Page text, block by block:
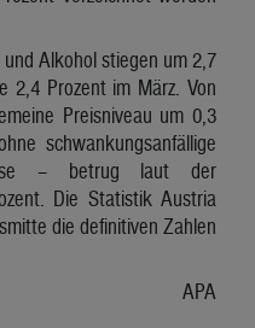
Alkohol stiegen um 2,7
2,4 Prozent im März. Von
Preisniveau um 0,3
schwankungsanfällige
– betrug laut der
Die Statistik Austria
die definitiven Zahlen
APA